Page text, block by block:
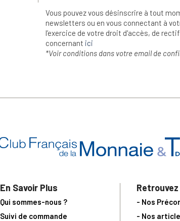
Vous pouvez vous désinscrire à tout
newsletters ou en vous connectant à
l’exercice de votre droit d'accès, de
concernant ici
*Voir conditions dans votre email de
En Savoir Plus
Qui sommes-nous ?
Suivi de commande
- Nos
- Nos